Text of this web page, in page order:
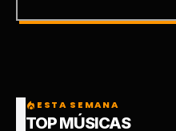
local_fire_department ESTA SEMANA
TOP MÚSICAS